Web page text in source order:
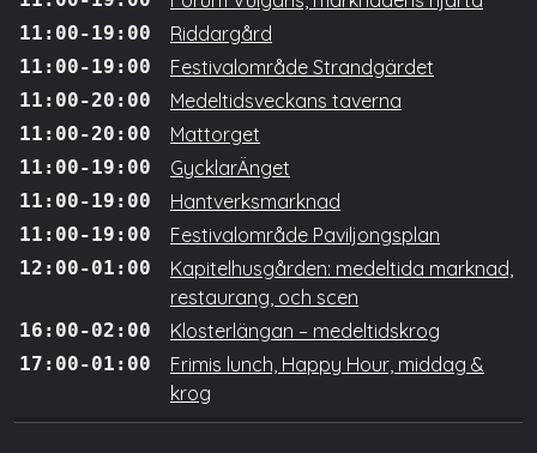
11:00-19:00 Riddargård
11:00-19:00 Festivalområde Strandgärdet
11:00-20:00 Medeltidsveckans taverna
11:00-20:00 Mattorget
11:00-19:00 GycklarÄnget
11:00-19:00 Hantverksmarknad
11:00-19:00 Festivalområde Paviljongsplan
12:00-01:00
Kapitelhusgården: medeltida marknad,
restaurang, och scen
16:00-02:00 Klosterlängan – medeltidskrog
17:00-01:00
Frimis lunch, Happy Hour, middag &
krog